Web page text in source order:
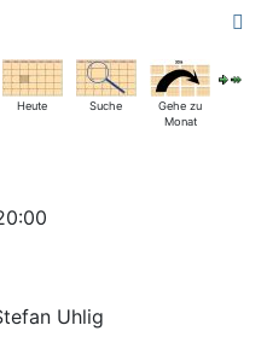
Heute Suche
Gehe zu
Monat
Uhlig